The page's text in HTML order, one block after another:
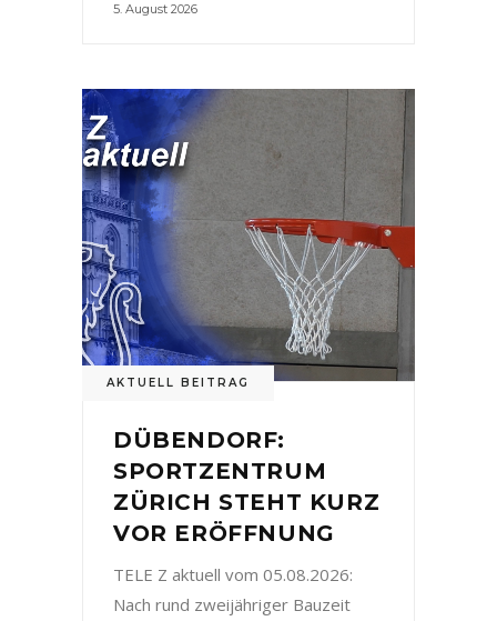
5. August 2026
AKTUELL BEITRAG
DÜBENDORF:
SPORTZENTRUM
ZÜRICH STEHT KURZ
VOR ERÖFFNUNG
TELE Z aktuell vom 05.08.2026:
Nach rund zweijähriger Bauzeit